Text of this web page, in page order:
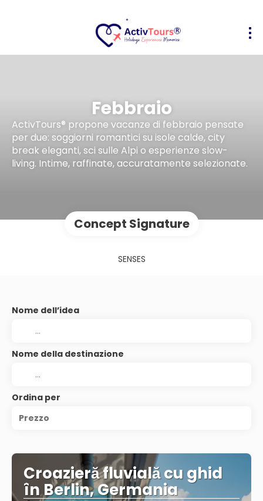
Febbraio
ActivTours® propone vacanze di febbraio pensate
per due: soggiorni romantici su isole calde, city
break eleganti, sci sulle Alpi o esperienze slow-
living. Intime, raffinate, accuratamente selezionate.
Concept Signature
SENSES
Nome dell’idea
Nome della destinazione
Ordina per
Prezzo
Croazieră fluvială cu ghid
în Berlin, Germania